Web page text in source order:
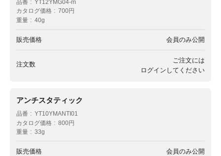
品番
YT12YMG04-m
カタログ価格
700円
重量
40g
販売価格 会員のみ公開
注文数
ご注文には
ログイン してください
アンチスタティック
品番
YT10YMANTI01
カタログ価格
800円
重量
33g
販売価格 会員のみ公開